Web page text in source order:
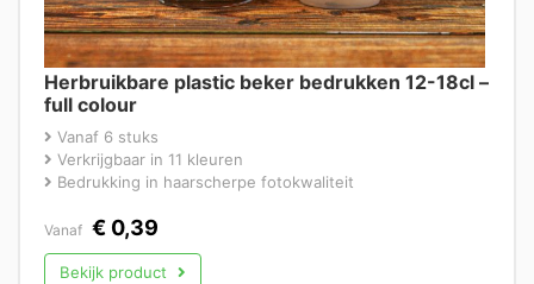
Herbruikbare plastic beker bedrukken 12-18cl –
full colour
Vanaf 6 stuks
Verkrijgbaar in 11 kleuren
Bedrukking in haarscherpe fotokwaliteit
Vanaf € 0,39
Bekijk product